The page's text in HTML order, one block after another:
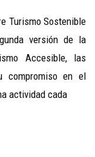
Turismo Sostenible
versión de la
Accesible, las
compromiso en el
actividad cada